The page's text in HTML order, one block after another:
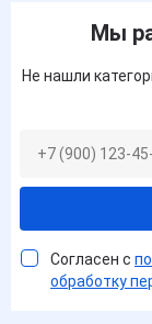
Мы
Не нашли
Согласен с
обработку